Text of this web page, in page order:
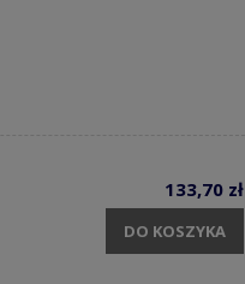
133,70 zł
DO KOSZYKA